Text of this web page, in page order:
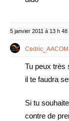
5 janvier 2011 à 13 h 48
Cedric_AACOM
Tu peux très
il te faudra
Si tu
contre de